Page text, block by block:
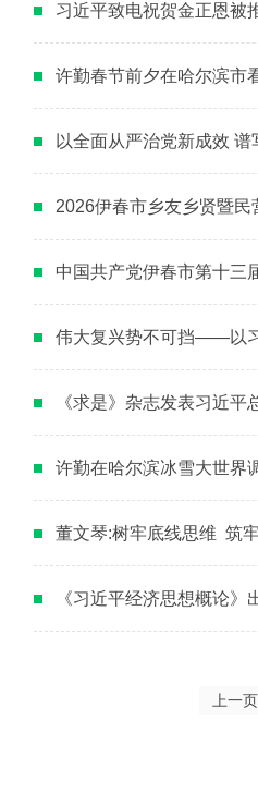
习近平致电祝贺金正恩被
许勤春节前夕在哈尔滨市
以全面从严治党新成效
2026伊春市乡友乡贤暨
中国共产党伊春市第十三
伟大复兴势不可挡——以
《求是》杂志发表习近
许勤在哈尔滨冰雪大世界
董文琴:树牢底线思维 筑
《习近平经济思想概论》
上一页